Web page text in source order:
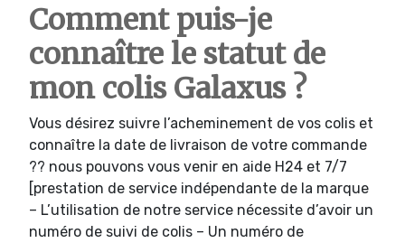
Comment puis-je
connaître le statut de
mon colis Galaxus ?
Vous désirez suivre l’acheminement de vos colis et
connaître la date de livraison de votre commande
?? nous pouvons vous venir en aide H24 et 7/7
[prestation de service indépendante de la marque
– L’utilisation de notre service nécessite d’avoir un
numéro de suivi de colis – Un numéro de